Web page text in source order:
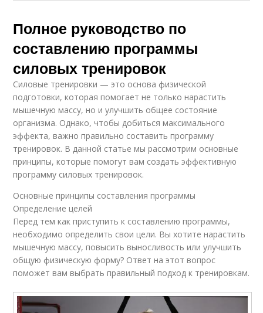
Полное руководство по
составлению программы
силовых тренировок
Силовые тренировки — это основа физической
подготовки, которая помогает не только нарастить
мышечную массу, но и улучшить общее состояние
организма. Однако, чтобы добиться максимального
эффекта, важно правильно составить программу
тренировок. В данной статье мы рассмотрим основные
принципы, которые помогут вам создать эффективную
программу силовых тренировок.
Основные принципы составления программы
Определение целей
Перед тем как приступить к составлению программы,
необходимо определить свои цели. Вы хотите нарастить
мышечную массу, повысить выносливость или улучшить
общую физическую форму? Ответ на этот вопрос
поможет вам выбрать правильный подход к тренировкам.